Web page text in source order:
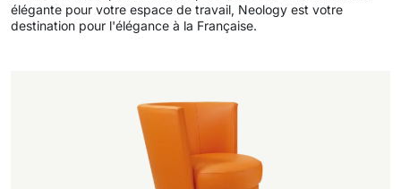
élégante pour votre espace de travail, Neology est votre
destination pour l'élégance à la Française.